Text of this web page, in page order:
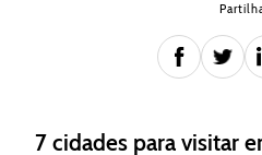
7 cidades para visitar